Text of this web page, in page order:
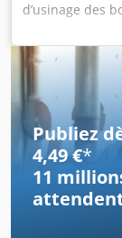
d’usinage des
l’enlèvement
broche, moteur
tr/min à 50 Hz -
Tension : 380
mm -
Akgekr - Poids :
Publiez
4,49 €*
11